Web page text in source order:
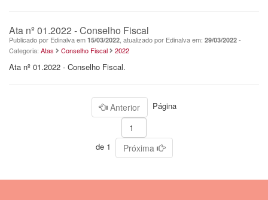
Ata nº 01.2022 - Conselho Fiscal
Publicado por Edinalva em 15/03/2022 , atualizado por Edinalva em: 29/03/2022 -
Categoria: Atas Conselho Fiscal 2022
Ata nº 01.2022 - Conselho Fiscal.
Anterior Página
de 1 Próxima